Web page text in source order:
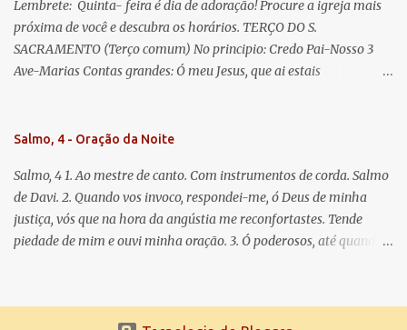
Lembrete: Quinta- feira é dia de adoração! Procure a igreja mais
próxima de você e descubra os horários. TERÇO DO S.
SACRAMENTO (Terço comum) No principio: Credo Pai-Nosso 3
Ave-Marias Contas grandes: Ó meu Jesus, que ai estais
Vós morra eu! Nas contas pequenas: Sacramento de Amor!
que nos salva, dá-nos Vossa força, Vosso perdão e a Vossa
misericórdia. (no fim) Rezar 3 vezes: Louvores e graças se deem a
cada momento ao Santíssimo e Diviníssimo Sacramento.
Salmo, 4 - Oração da Noite
Salmo, 4 1. Ao mestre de canto. Com instrumentos de corda. Salmo
de Davi. 2. Quando vos invoco, respondei-me, ó Deus de minha
justiça, vós que na hora da angústia me reconfortastes. Tende
piedade de mim e ouvi minha oração. 3. Ó poderosos, até quando
o Senhor me ouviu quando o invoquei. 5. Tremei, mas sem pecar;